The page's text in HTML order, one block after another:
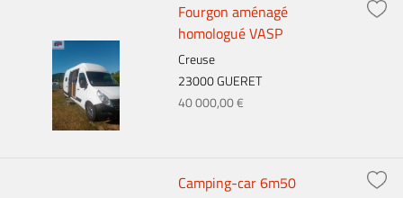
Fourgon aménagé
homologué VASP
Creuse
23000 GUERET
40 000,00 €
Camping-car 6m50